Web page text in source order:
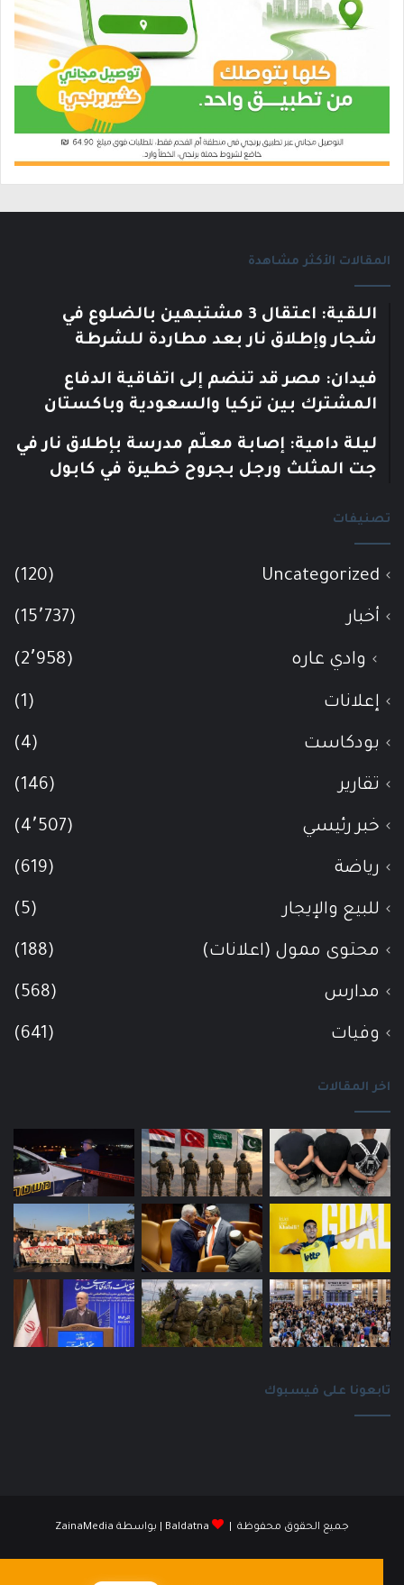
المقالات الأكثر مشاهدة
اللقية: اعتقال 3 مشتبهين بالضلوع في
شجار وإطلاق نار بعد مطاردة للشرطة
فيدان: مصر قد تنضم إلى اتفاقية الدفاع
المشترك بين تركيا والسعودية وباكستان
ليلة دامية: إصابة معلّم مدرسة بإطلاق نار في
جت المثلث ورجل بجروح خطيرة في كابول
تصنيفات
Uncategorized
(120)
أخبار (15٬737)
وادي عاره (2٬958)
إعلانات (1)
بودكاست (4)
تقارير (146)
خبر رئيسي (4٬507)
رياضة (619)
للبيع والإيجار (5)
محتوى ممول (اعلانات) (188)
مدارس (568)
وفيات (641)
اخر المقالات
تابعونا على فيسبوك
جميع الحقوق محفوظة | Baldatna | بواسطة ZainaMedia